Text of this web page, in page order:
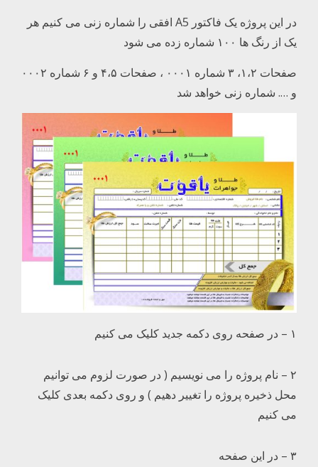
در این پروژه یک فاکتور A5 افقی را شماره زنی می کنیم هر
یک از رنگ ها ۱۰۰ شماره زده می شود
صفحات ۱،۲، ۳ شماره ۰۰۰۱ ، صفحات ۴،۵ و ۶ شماره ۰۰۰۲
و …. شماره زنی خواهد شد
۱ – در صفحه روی دکمه جدید کلیک می کنیم
۲ – نام پروژه را می نویسیم ( در صورت لزوم می توانیم
محل ذخیره پروژه را تغییر دهیم ) و روی دکمه بعدی کلیک
می کنیم
۳ – در این صفحه